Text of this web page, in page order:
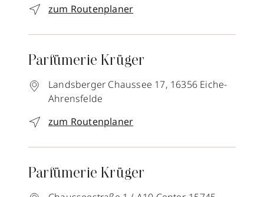
zum Routenplaner
Parfümerie Krüger
Landsberger Chaussee 17, 16356 Eiche-
Ahrensfelde
zum Routenplaner
Parfümerie Krüger